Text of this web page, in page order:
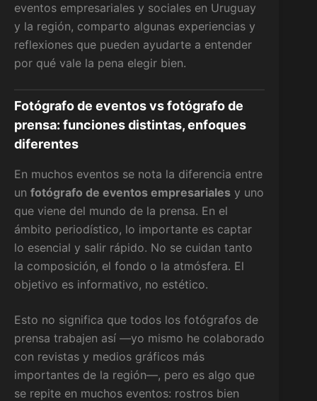
eventos empresariales y sociales en Uruguay
y la región, comparto algunas experiencias y
reflexiones que pueden ayudarte a entender
por qué vale la pena elegir bien.
Fotógrafo de eventos vs fotógrafo de
prensa: funciones distintas, enfoques
diferentes
En muchos eventos se nota la diferencia entre
un fotógrafo de eventos empresariales y uno
que viene del mundo de la prensa. En el
ámbito periodístico, lo importante es captar
lo esencial y salir rápido. No se cuidan tanto
la composición, el fondo o la atmósfera. El
objetivo es informativo, no estético.
Esto no significa que todos los fotógrafos de
prensa trabajen así —yo mismo he colaborado
con revistas y medios gráficos más
importantes de la región—, pero es algo que
se repite en muchos eventos: rostros bien